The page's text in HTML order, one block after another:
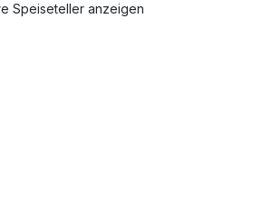
Speiseteller anzeigen